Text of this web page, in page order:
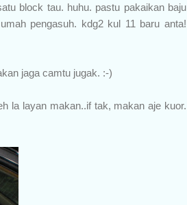
block tau. huhu. pastu pakaikan baju
pengasuh. kdg2 kul 11 baru anta!
jaga camtu jugak. :-)
la layan makan..if tak, makan aje kuor.